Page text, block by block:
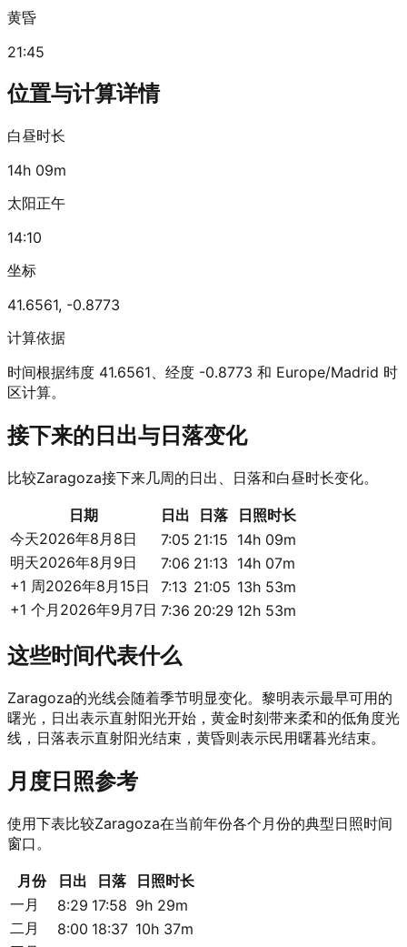
黄昏
21:45
位置与计算详情
白昼时长
14h 09m
太阳正午
14:10
坐标
41.6561, -0.8773
计算依据
时间根据纬度 41.6561、经度 -0.8773 和 Europe/Madrid 时
区计算。
接下来的日出与日落变化
比较Zaragoza接下来几周的日出、日落和白昼时长变化。
日期 日出 日落
日照时长
今天2026年8月8日 7:05 21:15 14h 09m
明天2026年8月9日 7:06 21:13 14h 07m
+1 周2026年8月15日 7:13 21:05 13h 53m
+1 个月 2026年9月7日 7:36 20:29 12h 53m
这些时间代表什么
Zaragoza的光线会随着季节明显变化。黎明表示最早可用的
曙光，日出表示直射阳光开始，黄金时刻带来柔和的低角度光
线，日落表示直射阳光结束，黄昏则表示民用曙暮光结束。
月度日照参考
使用下表比较Zaragoza在当前年份各个月份的典型日照时间
窗口。
月份 日出 日落
日照时长
一月
8:29 17:58 9h 29m
二月
8:00 18:37 10h 37m